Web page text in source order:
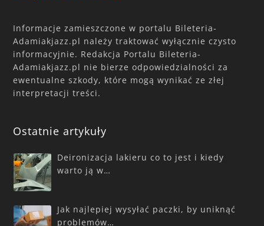
Informacje zamieszczone w portalu Bileteria-
Adamiakjazz.pl należy traktować wyłącznie czysto
informacyjnie. Redakcja Portalu Bileteria-
Adamiakjazz.pl nie bierze odpowiedzialności za
ewentualne szkody, które mogą wynikać ze złej
interpretacji treści.
Ostatnie artykuły
Deironizacja lakieru co to jest i kiedy
warto ją w…
Jak najlepiej wysyłać paczki, by uniknąć
problemów…